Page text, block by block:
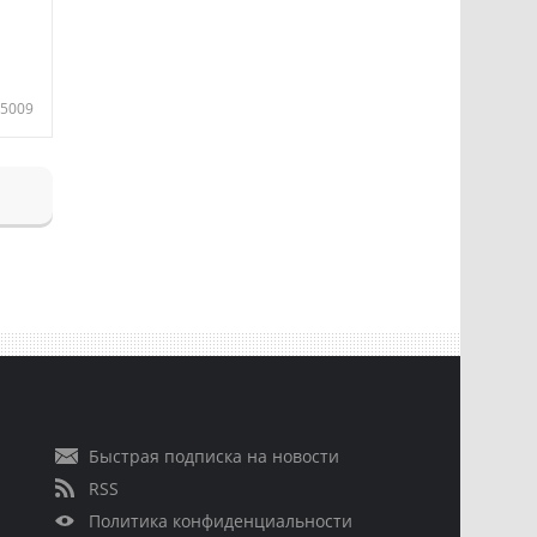
5009
Быстрая подписка на новости
RSS
Политика конфиденциальности